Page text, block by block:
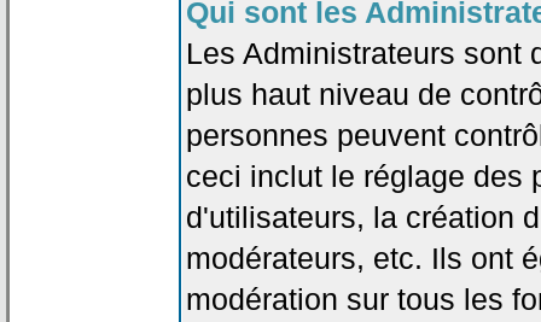
Qui sont les
Les Administrateurs sont
plus haut niveau de
personnes peuvent
ceci inclut le réglage des
d'utilisateurs, la création
modérateurs, etc. Ils ont
modération sur tous les